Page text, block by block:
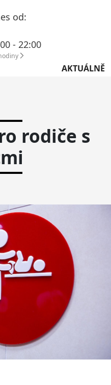
od:
- 22:00
AKTUÁLNĚ
rodiče s